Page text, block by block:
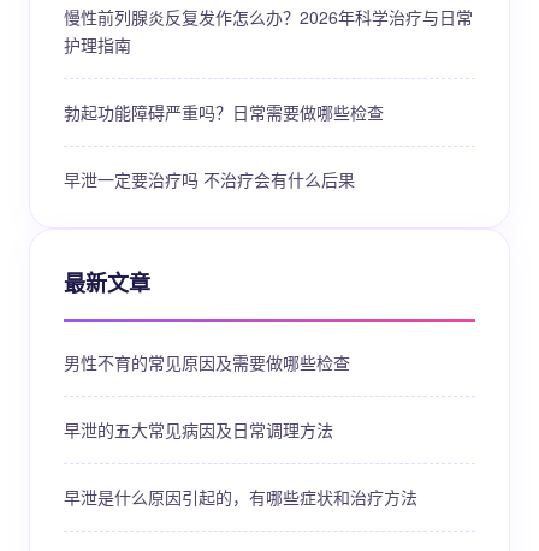
慢性前列腺炎反复发作怎么办？2026年科学治疗与日常
护理指南
勃起功能障碍严重吗？日常需要做哪些检查
早泄一定要治疗吗 不治疗会有什么后果
最新文章
男性不育的常见原因及需要做哪些检查
早泄的五大常见病因及日常调理方法
早泄是什么原因引起的，有哪些症状和治疗方法